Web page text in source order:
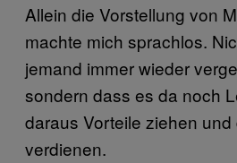
Allein die Vorstellung von
machte mich sprachlos.
jemand immer wieder
sondern dass es da noch
daraus Vorteile ziehen und
verdienen.